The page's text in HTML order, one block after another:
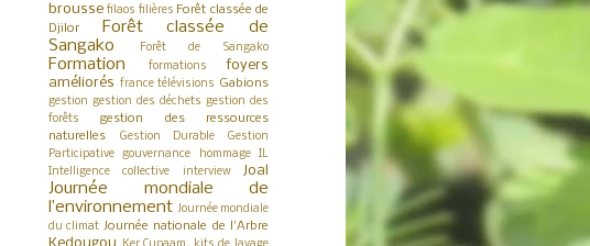
brousse filaos filières Forêt classée de
Djilor
Forêt classée de
Sangako
Forêt de Sangako
Formation formations
foyers
améliorés france télévisions Gabions
gestion gestion des déchets gestion des
forêts
gestion des ressources
naturelles
Gestion Durable
Gestion
Participative
gouvernance hommage
IL
Intelligence collective
interview Joal
Journée mondiale de
l’environnement Journée mondiale
du climat Journée nationale de l'Arbre
Kedougou